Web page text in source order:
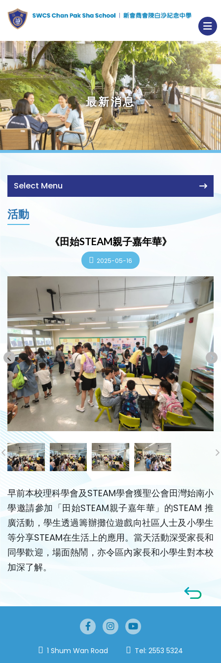
最新消息
Select Menu
活動
《田始STEAM親子嘉年華》
2025-05-16
早前本校理科學會及STEAM學會獲聖公會田灣始南小
學邀請參加「田始STEAM親子嘉年華」的STEAM 推
廣活動，學生透過籌辦攤位遊戲向社區人士及小學生
等分享STEAM在生活上的應用。當天活動深受家長和
同學歡迎，場面熱鬧，亦令區內家長和小學生對本校
加深了解。
1 Shum Wan Road Tel: 2553 5324